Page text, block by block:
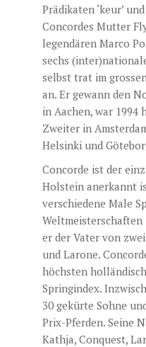
Prädikaten ‘keur’
Concordes Mutter
legendären Marco
sechs
selbst trat im
an. Er gewann den
in Aachen, war 1994
Zweiter in
Helsinki und
Concorde ist der
Holstein anerkannt
verschiedene Male
er der Vater von
und Larone.
höchsten
Springindex.
30 gekürte Sohne
Prix-Pferden. Seine
Kathja, Conquest,